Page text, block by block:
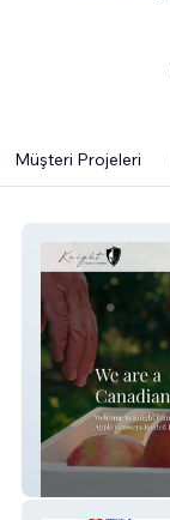
Müşteri Projeleri